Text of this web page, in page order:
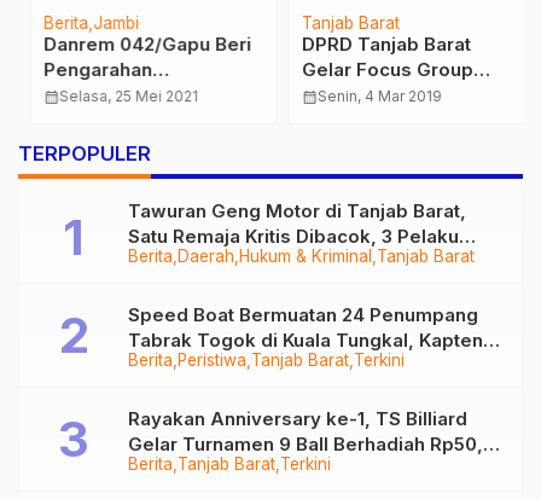
Berita Jambi
Danrem 042/Gapu Beri
Pengarahan
Pelaksanaan PSU
calendar_monthSelasa, 25 Mei 2021
Tanjab Barat
DPRD Tanjab Barat
Gelar Focus Group
Discussion Pra Raperda
calendar_monthSenin, 4 Mar 2019
…
TERPOPULER
Berita Daerah Hukum & Kriminal Tanjab Barat
Tawuran Geng Motor di Tanjab Barat,
Satu Remaja Kritis Dibacok, 3 Pelaku
Ditangkap
Berita Peristiwa Tanjab Barat Terkini
Speed Boat Bermuatan 24 Penumpang
Tabrak Togok di Kuala Tungkal, Kapten
Sempat Hilang
Berita Tanjab Barat Terkini
Rayakan Anniversary ke-1, TS Billiard
Gelar Turnamen 9 Ball Berhadiah Rp50,8
Juta